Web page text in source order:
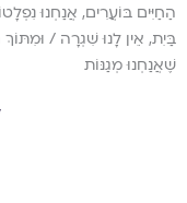
הַחַיִּים בּוֹעֲרִים, אֲנַחְנוּ
בַּיִת, אֵין לָנוּ שִׁגְרָה /
שֶׁאֲנַחְנוּ מְגַנּוֹת